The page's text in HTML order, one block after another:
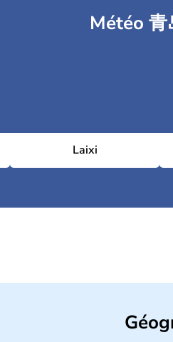
Météo
Laixi